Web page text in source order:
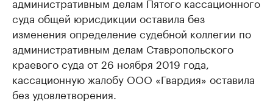
суда общей юрисдикции оставила без
изменения определение судебной коллегии по
административным делам Ставропольского
краевого суда от 26 ноября 2019 года,
кассационную жалобу ООО «Гвардия» оставила
без удовлетворения.